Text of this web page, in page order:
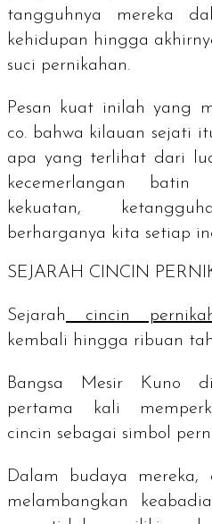
tangguhnya mereka
kehidupan hingga
suci pernikahan.
Pesan kuat inilah yang
co. bahwa kilauan sejati
apa yang terlihat dari
kecemerlangan batin
kekuatan,
berharganya kita setiap
SEJARAH CINCIN
Sejarah cincin
kembali hingga ribuan
Bangsa Mesir Kuno
pertama kali
cincin sebagai simbol
Dalam budaya mereka,
melambangkan